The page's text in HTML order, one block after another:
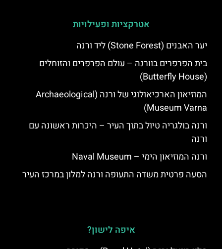
אטרקציות ופעילויות
יער האבנים (Stone Forest) ליד ורנה
בית הפרפרים בוורנה – עולם הפרפרים והזוחלים
(Butterfly House)
המוזיאון הארכיאולוגי של ורנה (Archaeological
Museum Varna)
ורנה בולגריה טיול בתוך העיר – היכרות ראשונה עם
ורנה
ורנה המוזיאון הימי – Naval Museum
הסעה פרטית משדה התעופה ורנה למלון במרכז העיר
איפה לישון?